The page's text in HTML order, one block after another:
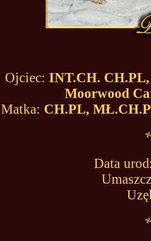
Ojciec: INT.CH.
Moorwood
Matka: CH.PL,
Data